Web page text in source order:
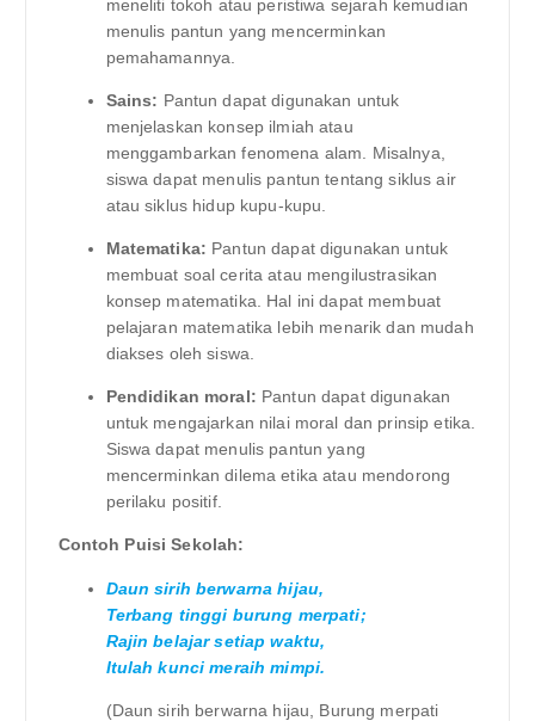
meneliti tokoh atau peristiwa sejarah kemudian
menulis pantun yang mencerminkan
pemahamannya.
Sains: Pantun dapat digunakan untuk
menjelaskan konsep ilmiah atau
menggambarkan fenomena alam. Misalnya,
siswa dapat menulis pantun tentang siklus air
atau siklus hidup kupu-kupu.
Matematika: Pantun dapat digunakan untuk
membuat soal cerita atau mengilustrasikan
konsep matematika. Hal ini dapat membuat
pelajaran matematika lebih menarik dan mudah
diakses oleh siswa.
Pendidikan moral: Pantun dapat digunakan
untuk mengajarkan nilai moral dan prinsip etika.
Siswa dapat menulis pantun yang
mencerminkan dilema etika atau mendorong
perilaku positif.
Contoh Puisi Sekolah:
Daun sirih berwarna hijau,
Terbang tinggi burung merpati;
Rajin belajar setiap waktu,
Itulah kunci meraih mimpi.
(Daun sirih berwarna hijau, Burung merpati